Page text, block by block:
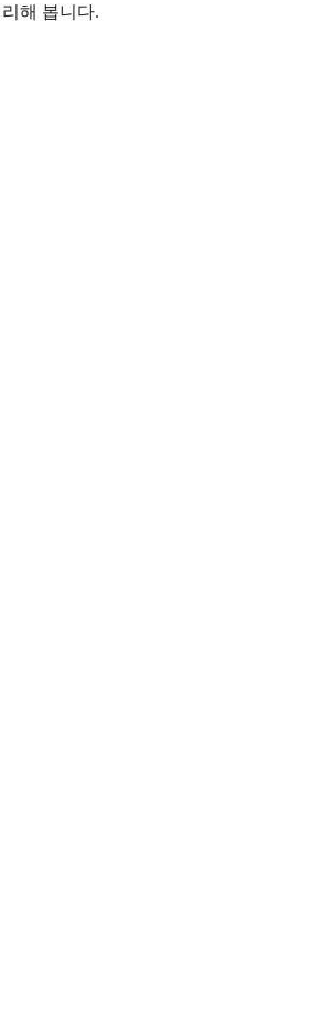
해 봅니다.